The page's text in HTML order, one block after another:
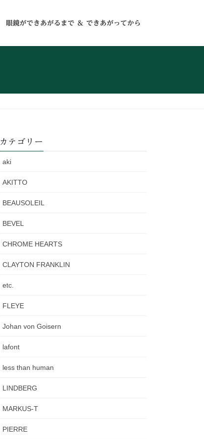
眼鏡ができあがるまで ＆ できあがってから
カテゴリー
aki
AKITTO
BEAUSOLEIL
BEVEL
CHROME HEARTS
CLAYTON FRANKLIN
etc.
FLEYE
Johan von Goisern
lafont
less than human
LINDBERG
MARKUS-T
PIERRE